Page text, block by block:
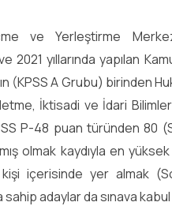
ve Yerleştirme
2021 yıllarında yapılan
(KPSS A Grubu) birinden
İktisadi ve İdari
P-48 puan türünden 80
olmak kaydıyla en yüksek
içerisinde yer almak
sahip adaylar da sınava